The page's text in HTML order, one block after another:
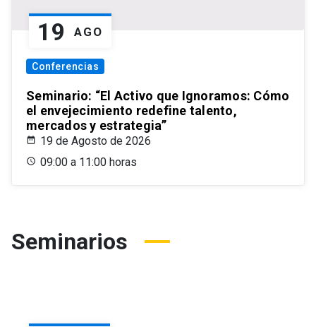
19 AGO
Conferencias
Seminario: “El Activo que Ignoramos: Cómo
el envejecimiento redefine talento,
mercados y estrategia”
19 de Agosto de 2026
09:00 a 11:00 horas
Seminarios